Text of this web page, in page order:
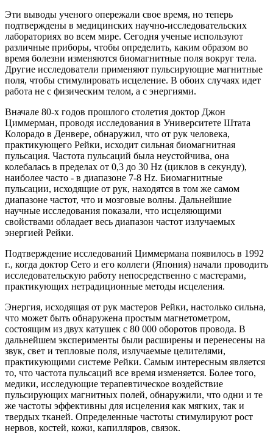
Эти выводы ученого опережали свое время, но теперь
подтверждены в медицинских научно-исследовательских
лабораториях во всем мире. Сегодня ученые используют
различные приборы, чтобы определить, каким образом во
время болезни изменяются биомагнитные поля вокруг тела.
Другие исследователи применяют пульсирующие магнитные
поля, чтобы стимулировать исцеление. В обоих случаях идет
работа не с физическим телом, а с энергиями.
Вначале 80-х годов прошлого столетия доктор Джон
Циммерман, проводя исследования в Университете Штата
Колорадо в Денвере, обнаружил, что от рук человека,
практикующего Рейки, исходит сильная биомагнитная
пульсация. Частота пульсаций была неустойчива, она
колебалась в пределах от 0,3 до 30 Hz (циклов в секунду),
наиболее часто - в диапазоне 7-8 Hz. Биомагнитные
пульсации, исходящие от рук, находятся в том же самом
диапазоне частот, что и мозговые волны. Дальнейшие
научные исследования показали, что исцеляющими
свойствами обладает весь диапазон частот излучаемых
энергией Рейки.
Подтверждение исследований Циммермана появилось в 1992
г., когда доктор Сето и его коллеги (Япония) начали проводить
исследовательскую работу непосредственно с мастерами,
практикующих нетрадиционные методы исцеления.
Энергия, исходящая от рук мастеров Рейки, настолько сильна,
что может быть обнаружена простым магнетометром,
состоящим из двух катушек с 80 000 оборотов провода. В
дальнейшем эксперименты были расширены и перенесены на
звук, свет и тепловые поля, излучаемые целителями,
практикующими системе Рейки. Самым интересным является
то, что частота пульсаций все время изменяется. Более того,
медики, исследующие терапевтическое воздействие
пульсирующих магнитных полей, обнаружили, что одни и те
же частоты эффективны для исцеления как мягких, так и
твердых тканей. Определенные частоты стимулируют рост
нервов, костей, кожи, капилляров, связок.